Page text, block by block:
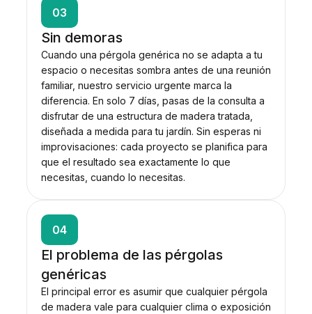
03
Sin demoras
Cuando una pérgola genérica no se adapta a tu
espacio o necesitas sombra antes de una reunión
familiar, nuestro servicio urgente marca la
diferencia. En solo 7 días, pasas de la consulta a
disfrutar de una estructura de madera tratada,
diseñada a medida para tu jardín. Sin esperas ni
improvisaciones: cada proyecto se planifica para
que el resultado sea exactamente lo que
necesitas, cuando lo necesitas.
04
El problema de las pérgolas
genéricas
El principal error es asumir que cualquier pérgola
de madera vale para cualquier clima o exposición